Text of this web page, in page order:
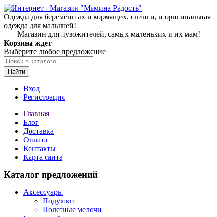
Одежда для беременных и кормящих, слинги, и оригинальная
одежда для малышей!
Магазин для пузожителей, самых маленьких и их мам!
Корзина ждет
Выберите любое предложение
Найти
Вход
Регистрация
Главная
Блог
Доставка
Оплата
Контакты
Карта сайта
Каталог предложений
Аксессуары
Подушки
Полезные мелочи